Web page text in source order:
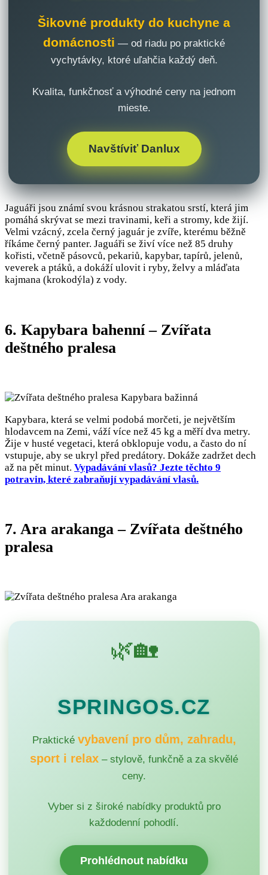
Šikovné produkty do kuchyne a
domácnosti — od riadu po praktické
vychytávky, ktoré uľahčia každý deň.
Kvalita, funkčnosť a výhodné ceny na jednom
mieste.
Navštíviť Danlux
Jaguáři jsou známí svou krásnou strakatou srstí, která jim
pomáhá skrývat se mezi travinami, keři a stromy, kde žijí.
Velmi vzácný, zcela černý jaguár je zvíře, kterému běžně
říkáme černý panter. Jaguáři se živí více než 85 druhy
kořisti, včetně pásovců, pekariů, kapybar, tapírů, jelenů,
veverek a ptáků, a dokáží ulovit i ryby, želvy a mláďata
kajmana (krokodýla) z vody.
6. Kapybara bahenní – Zvířata
deštného pralesa
Kapybara, která se velmi podobá morčeti, je největším
hlodavcem na Zemi, váží více než 45 kg a měří dva metry.
Žije v husté vegetaci, která obklopuje vodu, a často do ní
vstupuje, aby se ukryl před predátory. Dokáže zadržet dech
až na pět minut. Vypadávání vlasů? Jezte těchto 9
potravin, které zabraňují vypadávání vlasů.
7. Ara arakanga – Zvířata deštného
pralesa
🌿🏡
SPRINGOS.CZ
Praktické vybavení pro dům, zahradu,
sport i relax – stylově, funkčně a za skvělé
ceny.
Vyber si z široké nabídky produktů pro
každodenní pohodlí.
Prohlédnout nabídku